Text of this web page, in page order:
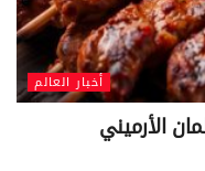
أخبار العالم
الأرميني